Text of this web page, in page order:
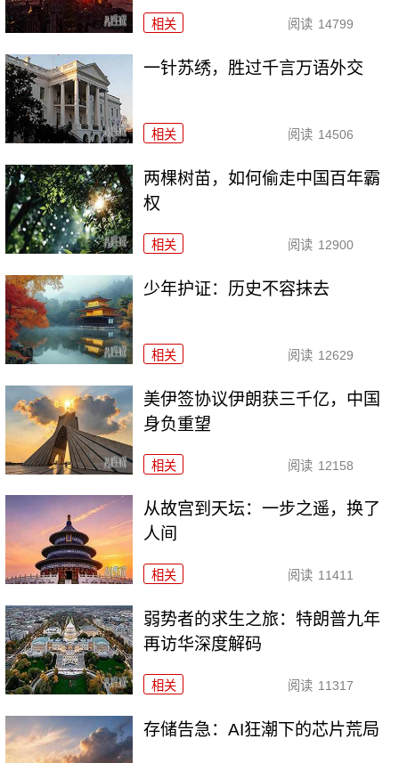
相关 阅读 14799
一针苏绣，胜过千言万语外交
相关 阅读 14506
两棵树苗，如何偷走中国百年霸
权
相关 阅读 12900
少年护证：历史不容抹去
相关 阅读 12629
美伊签协议伊朗获三千亿，中国
身负重望
相关 阅读 12158
从故宫到天坛：一步之遥，换了
人间
相关 阅读 11411
弱势者的求生之旅：特朗普九年
再访华深度解码
相关 阅读 11317
存储告急：AI狂潮下的芯片荒局